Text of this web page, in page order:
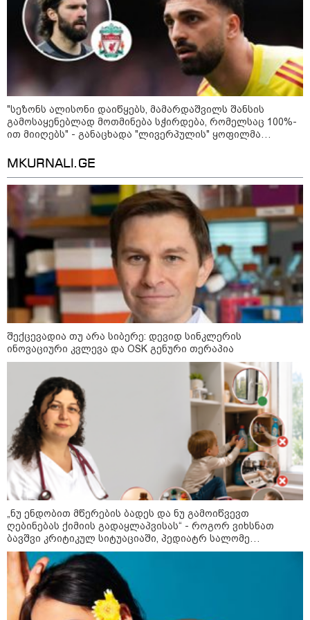
დადგომამდე
ფული ამ ზოდიაქოს ნიშნების
ხელში აღმოჩნდება: ვინ
გამდიდრდება?
აუცილებელი სამოსი
მსოფლიო
09:52 / 07-08-2026
"რაკეტები ჩვენც გვჭირდება" - დონალდ
ტრამპი უკრაინისთვის Patriot-ის
რაკეტების გაგზავნაზე
"სეზონს ალისონი დაიწყებს, მამარდაშვილს შანსის
გამოსაყენებლად მოთმინება სჭირდება, რომელსაც 100%-
ით მიიღებს" - განაცხადა "ლივერპულის" ყოფილმა
MKURNALI.GE
შექცევადია თუ არა სიბერე: დევიდ სინკლერის
ინოვაციური კვლევა და OSK გენური თერაპია
„ნუ ენდობით მწერების ბადეს და ნუ გამოიწვევთ
ღებინებას ქიმიის გადაყლაპვისას“ - როგორ ვიხსნათ
ბავშვი კრიტიკულ სიტუაციაში, პედიატრ სალომე
ახვლედიანის რჩევები